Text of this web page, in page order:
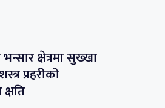
भन्सार क्षेत्रमा सुख्खा
प्रहरीको